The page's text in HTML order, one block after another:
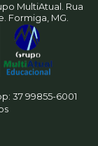
MultiAtual. Rua
Formiga, MG.
37 99855-6001